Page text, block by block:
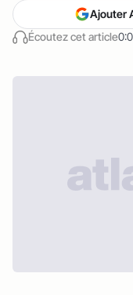
Écoutez cet article
Ajouter